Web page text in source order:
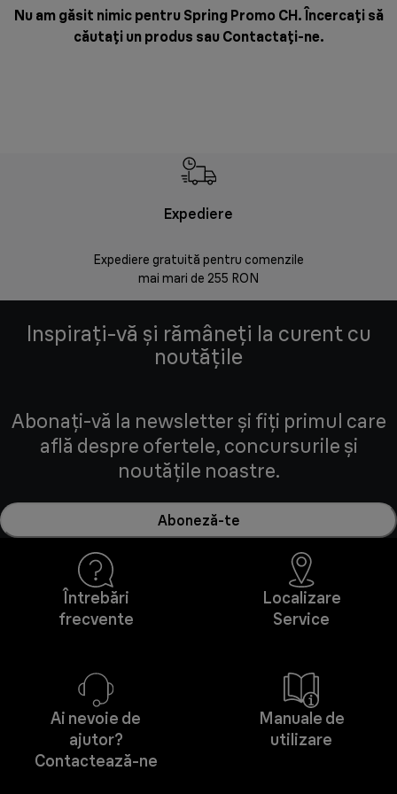
Nu am găsit nimic pentru Spring Promo CH. Încercați să
căutați un produs sau Contactați-ne.
Expediere
Expediere gratuită pentru comenzile
mai mari de 255 RON
Inspirați-vă și rămâneți la curent cu
noutățile
Abonați-vă la newsletter și fiți primul care
află despre ofertele, concursurile și
noutățile noastre.
Aboneză-te
Întrebări
frecvente
Localizare
Service
Ai nevoie de
ajutor?
Contactează-ne
Manuale de
utilizare